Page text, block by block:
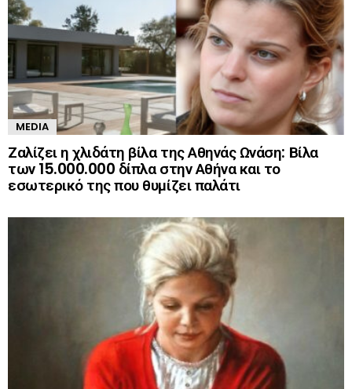
MEDIA
Ζαλίζει η χλιδάτη βίλα της Αθηνάς Ωνάση: Βίλα
των 15.000.000 δίπλα στην Αθήνα και το
εσωτερικό της που θυμίζει παλάτι